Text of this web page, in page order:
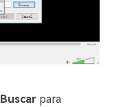
Buscar para